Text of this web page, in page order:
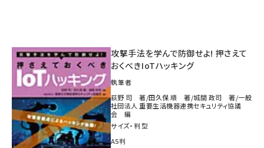
攻撃手法を学んで防御せよ! 押さえて
おくべきIoTハッキング
執筆者
荻野 司 著/田久保 順 著/城間 政司 著/一般
社団法人 重要生活機器連携セキュリティ協議
会 編
サイズ・判型
A5判